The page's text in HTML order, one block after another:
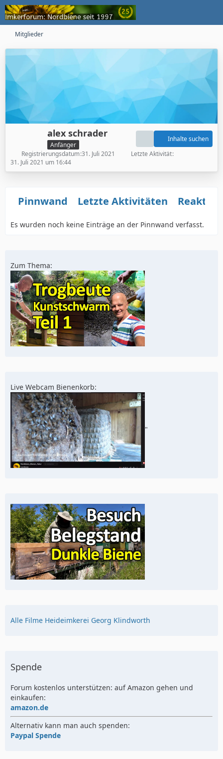
Mitglieder
alex schrader
Anfänger
Inhalte suchen
Registrierungsdatum 31. Juli 2021
Letzte Aktivität
31. Juli 2021 um 16:44
Pinnwand Letzte Aktivitäten
Es wurden noch keine Einträge an der Pinnwand verfasst.
Zum Thema:
Live Webcam Bienenkorb:
"
Alle Filme Heideimkerei Georg Klindworth
Spende
Forum kostenlos unterstützen: auf Amazon gehen und
einkaufen:
amazon.de
Alternativ kann man auch spenden:
Paypal Spende